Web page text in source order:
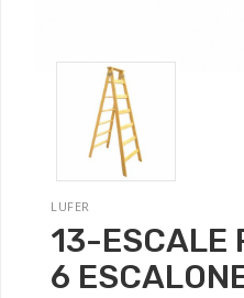
LUFER
13-ESCALE
6